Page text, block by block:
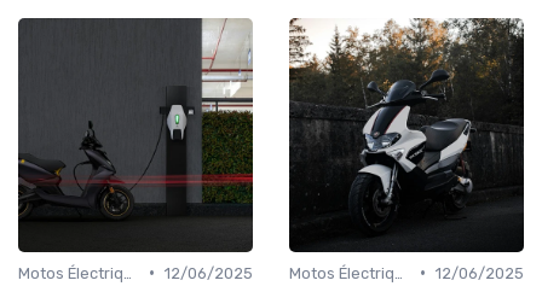
• 12/06/2025
• 12/06/2025